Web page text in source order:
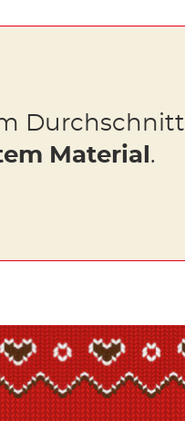
Durchschnitt
Material .